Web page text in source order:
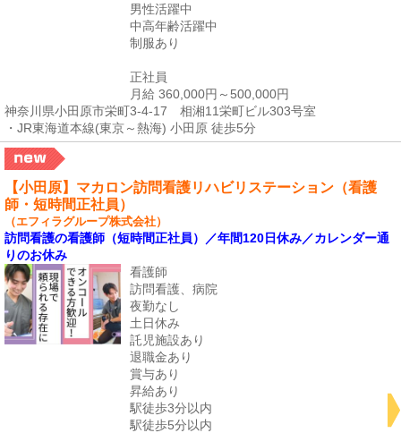
男性活躍中
中高年齢活躍中
制服あり
正社員
月給 360,000円～500,000円
神奈川県小田原市栄町3-4-17 相湘11栄町ビル303号室
・JR東海道本線(東京～熱海) 小田原 徒歩5分
【小田原】マカロン訪問看護リハビリステーション（看護
師・短時間正社員）
（エフィラグループ株式会社）
訪問看護の看護師（短時間正社員）／年間120日休み／カレンダー通
りのお休み
看護師
訪問看護、病院
夜勤なし
土日休み
託児施設あり
退職金あり
賞与あり
昇給あり
駅徒歩3分以内
駅徒歩5分以内